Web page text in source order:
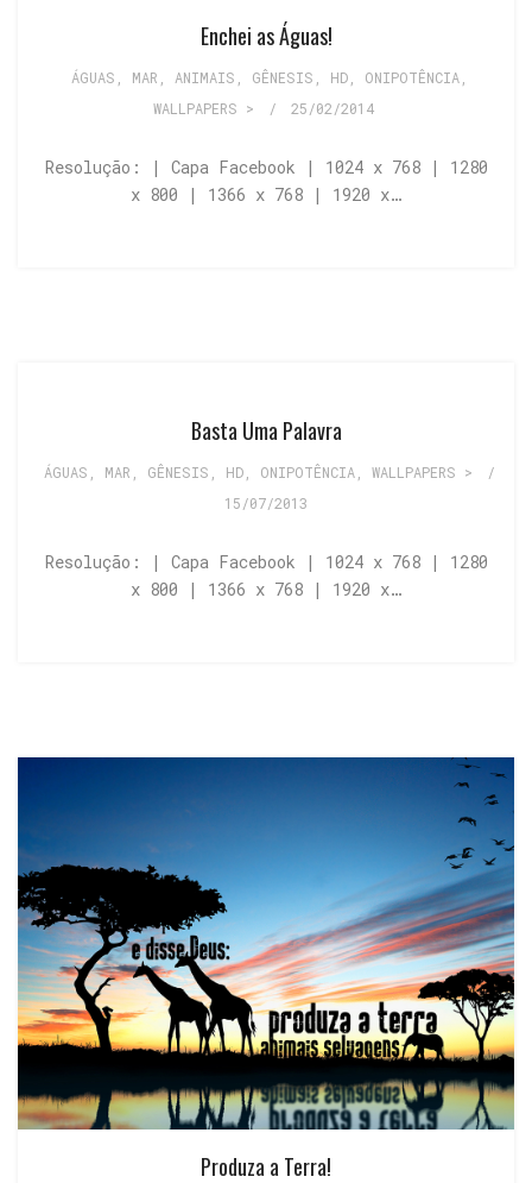
Enchei as Águas!
ÁGUAS, MAR ANIMAIS GÊNESIS HD, ONIPOTÊNCIA,
WALLPAPERS >
/ 25/02/2014
Resolução: | Capa Facebook | 1024 x 768 | 1280
x 800 | 1366 x 768 | 1920 x…
Basta Uma Palavra
ÁGUAS, MAR GÊNESIS HD, ONIPOTÊNCIA, WALLPAPERS >
/
15/07/2013
Resolução: | Capa Facebook | 1024 x 768 | 1280
x 800 | 1366 x 768 | 1920 x…
Produza a Terra!